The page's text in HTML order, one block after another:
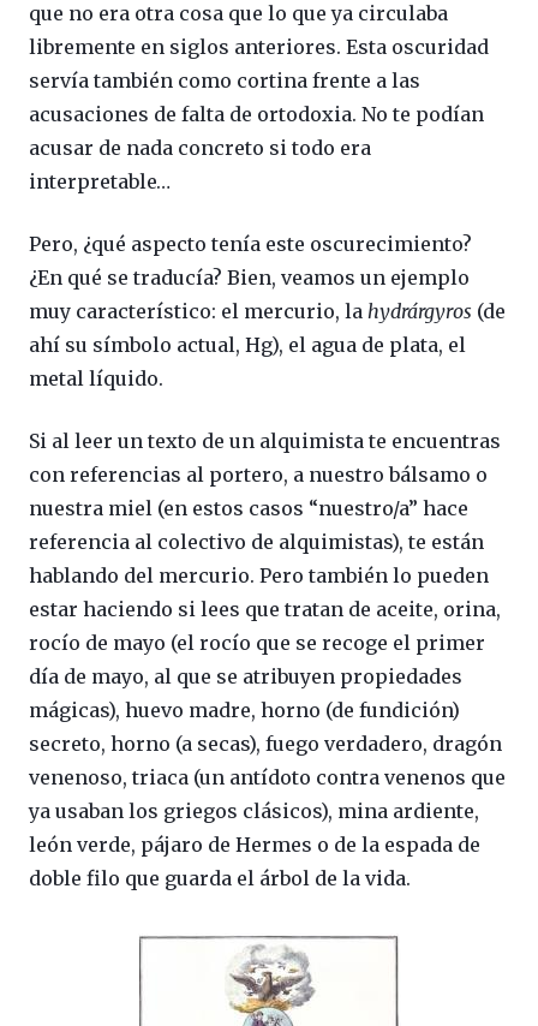
que no era otra cosa que lo que ya circulaba
libremente en siglos anteriores. Esta oscuridad
servía también como cortina frente a las
acusaciones de falta de ortodoxia. No te podían
acusar de nada concreto si todo era
interpretable…
Pero, ¿qué aspecto tenía este oscurecimiento?
¿En qué se traducía? Bien, veamos un ejemplo
muy característico: el mercurio, la hydrárgyros (de
ahí su símbolo actual, Hg), el agua de plata, el
metal líquido.
Si al leer un texto de un alquimista te encuentras
con referencias al portero, a nuestro bálsamo o
nuestra miel (en estos casos “nuestro/a” hace
referencia al colectivo de alquimistas), te están
hablando del mercurio. Pero también lo pueden
estar haciendo si lees que tratan de aceite, orina,
rocío de mayo (el rocío que se recoge el primer
día de mayo, al que se atribuyen propiedades
mágicas), huevo madre, horno (de fundición)
secreto, horno (a secas), fuego verdadero, dragón
venenoso, triaca (un antídoto contra venenos que
ya usaban los griegos clásicos), mina ardiente,
león verde, pájaro de Hermes o de la espada de
doble filo que guarda el árbol de la vida.